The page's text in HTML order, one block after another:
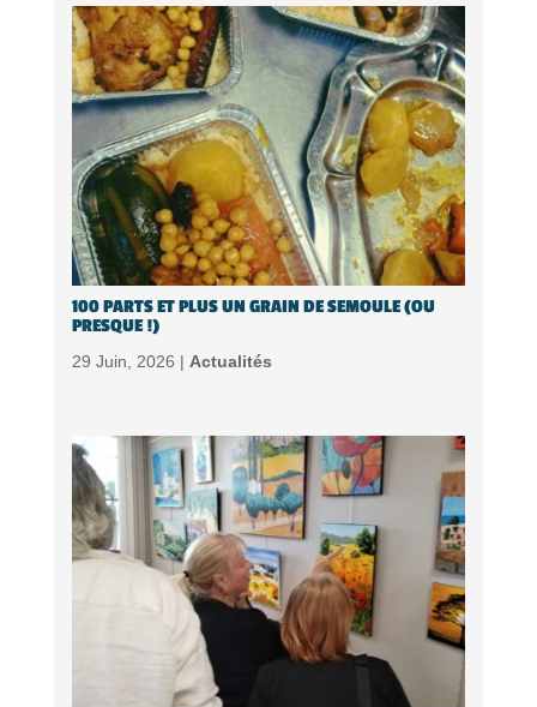
100 PARTS ET PLUS UN GRAIN DE SEMOULE (OU
PRESQUE !)
29 Juin, 2026 | Actualités